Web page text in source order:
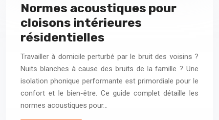
Normes acoustiques pour
cloisons intérieures
résidentielles
Travailler à domicile perturbé par le bruit des voisins ?
Nuits blanches à cause des bruits de la famille ? Une
isolation phonique performante est primordiale pour le
confort et le bien-être. Ce guide complet détaille les
normes acoustiques pour…